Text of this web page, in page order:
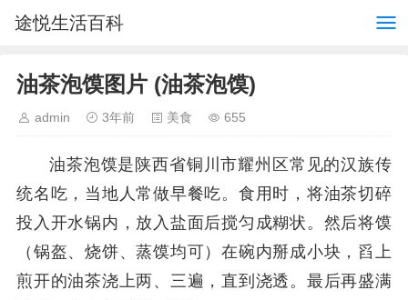
途悦生活百科
油茶泡馍图片 (油茶泡馍)
admin 3年前 美食 655
油茶泡馍是陕西省铜川市耀州区常见的汉族传
统名吃，当地人常做早餐吃。食用时，将油茶切碎
投入开水锅内，放入盐面后搅匀成糊状。然后将馍
（锅盔、烧饼、蒸馍均可）在碗内掰成小块，舀上
煎开的油茶浇上两、三遍，直到浇透。最后再盛满